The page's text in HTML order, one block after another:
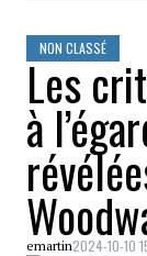
NON CLASSÉ
Les
à
emartin2024-10-10